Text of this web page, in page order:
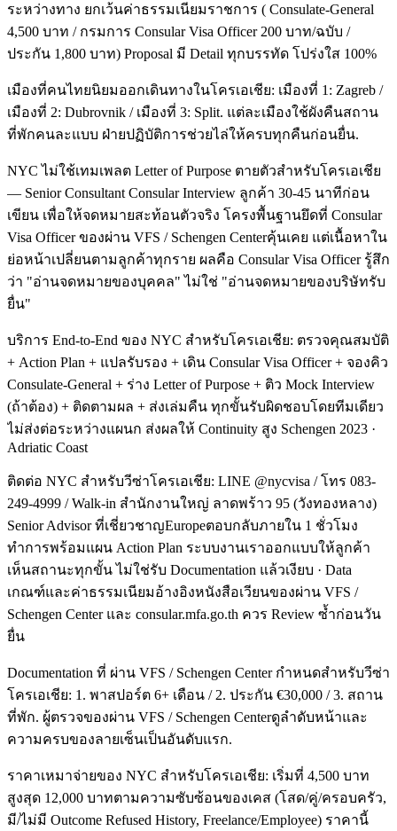
ระหว่างทาง ยกเว้นค่าธรรมเนียมราชการ ( Consulate-General
4,500 บาท / กรมการ Consular Visa Officer 200 บาท/ฉบับ /
ประกัน 1,800 บาท) Proposal มี Detail ทุกบรรทัด โปร่งใส 100%
เมืองที่คนไทยนิยมออกเดินทางในโครเอเชีย: เมืองที่ 1: Zagreb /
เมืองที่ 2: Dubrovnik / เมืองที่ 3: Split. แต่ละเมืองใช้ผังคืนสถาน
ที่พักคนละแบบ ฝ่ายปฏิบัติการช่วยไล่ให้ครบทุกคืนก่อนยื่น.
NYC ไม่ใช้เทมเพลต Letter of Purpose ตายตัวสำหรับโครเอเชีย
— Senior Consultant Consular Interview ลูกค้า 30-45 นาทีก่อน
เขียน เพื่อให้จดหมายสะท้อนตัวจริง โครงพื้นฐานยึดที่ Consular
Visa Officer ของผ่าน VFS / Schengen Centerคุ้นเคย แต่เนื้อหาใน
ย่อหน้าเปลี่ยนตามลูกค้าทุกราย ผลคือ Consular Visa Officer รู้สึก
ว่า "อ่านจดหมายของบุคคล" ไม่ใช่ "อ่านจดหมายของบริษัทรับ
ยื่น"
บริการ End-to-End ของ NYC สำหรับโครเอเชีย: ตรวจคุณสมบัติ
+ Action Plan + แปลรับรอง + เดิน Consular Visa Officer + จองคิว
Consulate-General + ร่าง Letter of Purpose + ติว Mock Interview
(ถ้าต้อง) + ติดตามผล + ส่งเล่มคืน ทุกขั้นรับผิดชอบโดยทีมเดียว
ไม่ส่งต่อระหว่างแผนก ส่งผลให้ Continuity สูง Schengen 2023 ·
Adriatic Coast
ติดต่อ NYC สำหรับวีซ่าโครเอเชีย: LINE @nycvisa / โทร 083-
249-4999 / Walk-in สำนักงานใหญ่ ลาดพร้าว 95 (วังทองหลาง)
Senior Advisor ที่เชี่ยวชาญEuropeตอบกลับภายใน 1 ชั่วโมง
ทำการพร้อมแผน Action Plan ระบบงานเราออกแบบให้ลูกค้า
เห็นสถานะทุกขั้น ไม่ใช่รับ Documentation แล้วเงียบ · Data
เกณฑ์และค่าธรรมเนียมอ้างอิงหนังสือเวียนของผ่าน VFS /
Schengen Center และ consular.mfa.go.th ควร Review ซ้ำก่อนวัน
ยื่น
Documentation ที่ ผ่าน VFS / Schengen Center กำหนดสำหรับวีซ่า
โครเอเชีย: 1. พาสปอร์ต 6+ เดือน / 2. ประกัน €30,000 / 3. สถาน
ที่พัก. ผู้ตรวจของผ่าน VFS / Schengen Centerดูลำดับหน้าและ
ความครบของลายเซ็นเป็นอันดับแรก.
ราคาเหมาจ่ายของ NYC สำหรับโครเอเชีย: เริ่มที่ 4,500 บาท
สูงสุด 12,000 บาทตามความซับซ้อนของเคส (โสด/คู่/ครอบครัว,
มี/ไม่มี Outcome Refused History, Freelance/Employee) ราคานี้